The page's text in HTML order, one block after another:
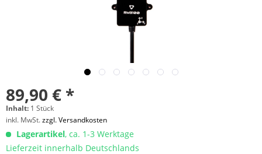
89,90 € *
Inhalt: 1 Stück
inkl. MwSt.zzgl. Versandkosten
Lagerartikel, ca. 1-3 Werktage
Lieferzeit innerhalb Deutschlands